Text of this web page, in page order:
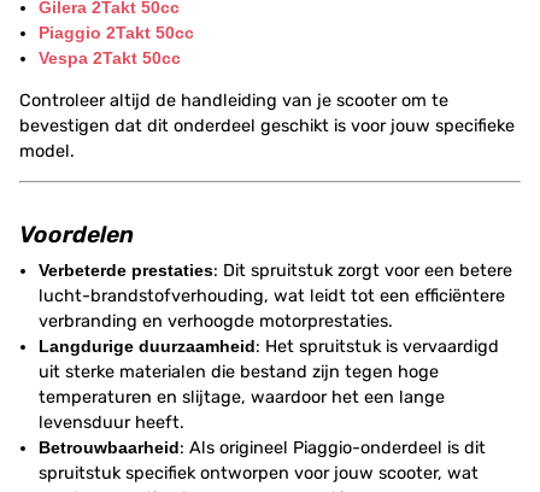
Gilera 2Takt 50cc
Piaggio 2Takt 50cc
Vespa 2Takt 50cc
Controleer altijd de handleiding van je scooter om te
bevestigen dat dit onderdeel geschikt is voor jouw specifieke
model.
Voordelen
Verbeterde prestaties: Dit spruitstuk zorgt voor een betere
lucht-brandstofverhouding, wat leidt tot een efficiëntere
verbranding en verhoogde motorprestaties.
Langdurige duurzaamheid: Het spruitstuk is vervaardigd
uit sterke materialen die bestand zijn tegen hoge
temperaturen en slijtage, waardoor het een lange
levensduur heeft.
Betrouwbaarheid: Als origineel Piaggio-onderdeel is dit
spruitstuk specifiek ontworpen voor jouw scooter, wat